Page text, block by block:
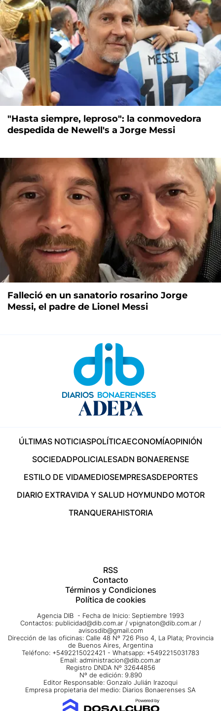
"Hasta siempre, leproso": la conmovedora
despedida de Newell's a Jorge Messi
Falleció en un sanatorio rosarino Jorge
Messi, el padre de Lionel Messi
ÚLTIMAS NOTICIASPOLÍTICAECONOMÍAOPINIÓN
SOCIEDADPOLICIALESADN BONAERENSE
ESTILO DE VIDAMEDIOSEMPRESASDEPORTES
DIARIO EXTRAVIDA Y SALUD HOYMUNDO MOTOR
TRANQUERAHISTORIA
RSS
Contacto
Términos y Condiciones
Política de cookies
Agencia DIB - Fecha de Inicio: Septiembre 1993
Contactos: publicidad@dib.com.ar / vpignaton@dib.com.ar /
avisosdib@gmail.com
Dirección de las oficinas: Calle 48 Nº 726 Piso 4, La Plata; Provincia
de Buenos Aires, Argentina
Teléfono: +5492215022421 - Whatsapp: +5492215031783
Email: administracion@dib.com.ar
Registro DNDA Nº 32644856
Nº de edición: 9.890
Editor Responsable: Gonzalo Julián Irazoqui
Empresa propietaria del medio: Diarios Bonaerenses SA